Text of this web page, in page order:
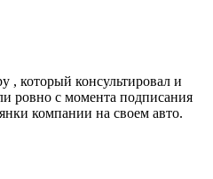
, который консультировал и
ровно с момента подписания
компании на своем авто.